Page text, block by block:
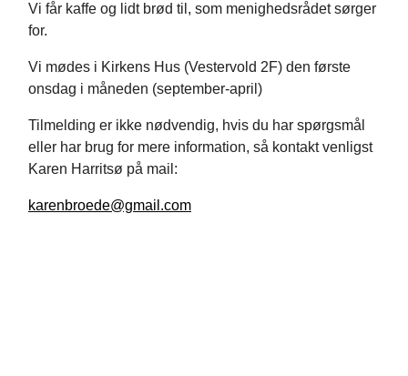
Vi får kaffe og lidt brød til, som menighedsrådet sørger
for.
Vi mødes i Kirkens Hus (Vestervold 2F) den første
onsdag i måneden (september-april)
Tilmelding er ikke nødvendig, hvis du har spørgsmål
eller har brug for mere information, så kontakt venligst
Karen Harritsø på mail:
karenbroede@gmail.com